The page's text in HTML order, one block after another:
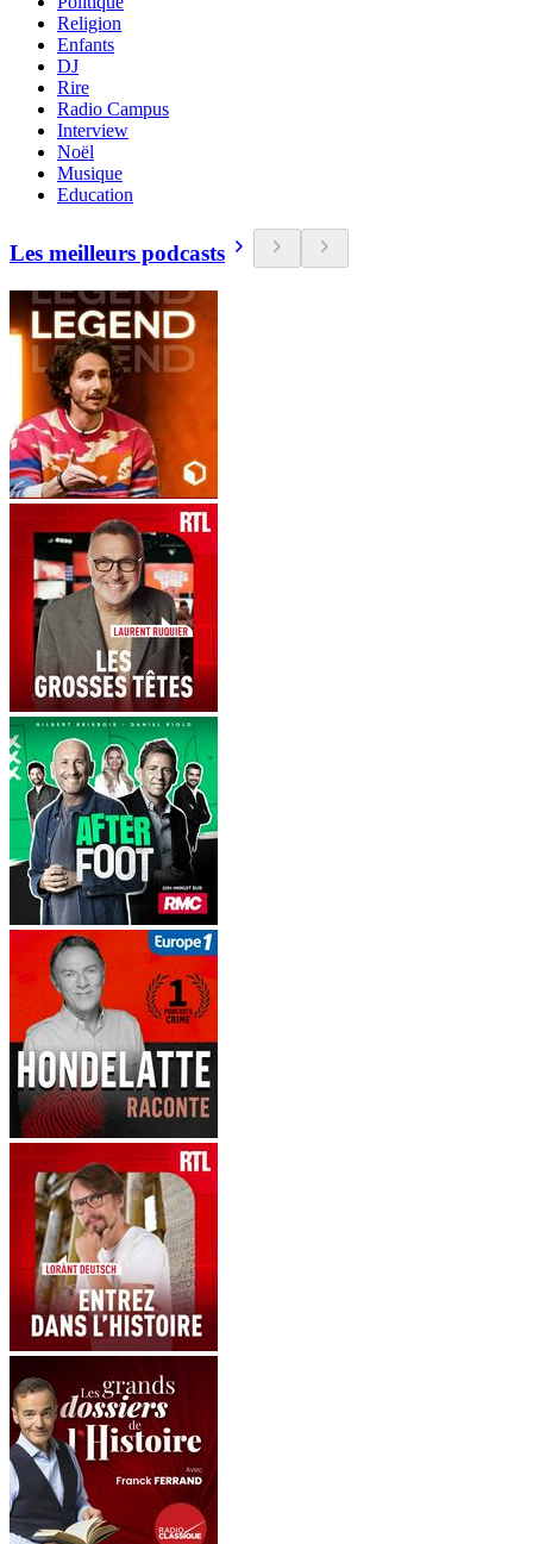
Religion
Enfants
DJ
Rire
Radio Campus
Interview
Noël
Musique
Education
Les meilleurs podcasts